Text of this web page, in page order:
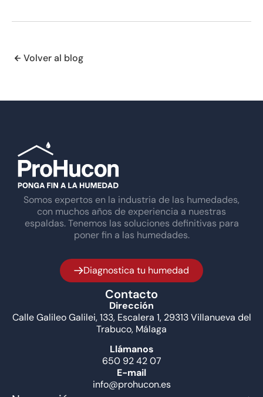
Volver al blog
Somos expertos en la industria de las humedades,
con muchos años de experiencia a nuestras
espaldas. Tenemos las soluciones definitivas para
poner fin a las humedades.
Diagnostica tu humedad
Contacto
Dirección
Calle Galileo Galilei, 133, Escalera 1, 29313 Villanueva del
Trabuco, Málaga
Llámanos
650 92 42 07
E-mail
info@prohucon.es